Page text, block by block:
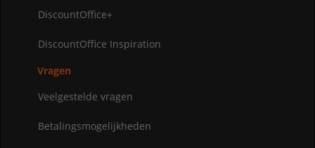
DiscountOffice+
DiscountOffice Inspiration
Vragen
Veelgestelde vragen
Betalingsmogelijkheden